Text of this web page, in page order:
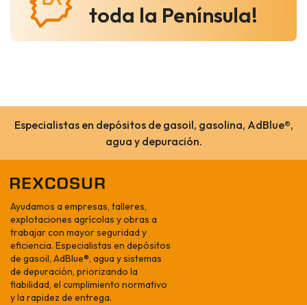
toda la Península!
Especialistas en depósitos de gasoil, gasolina, AdBlue®,
agua y depuración.
Ayudamos a empresas, talleres,
explotaciones agrícolas y obras a
trabajar con mayor seguridad y
eficiencia. Especialistas en depósitos
de gasoil, AdBlue®, agua y sistemas
de depuración, priorizando la
fiabilidad, el cumplimiento normativo
y la rapidez de entrega.